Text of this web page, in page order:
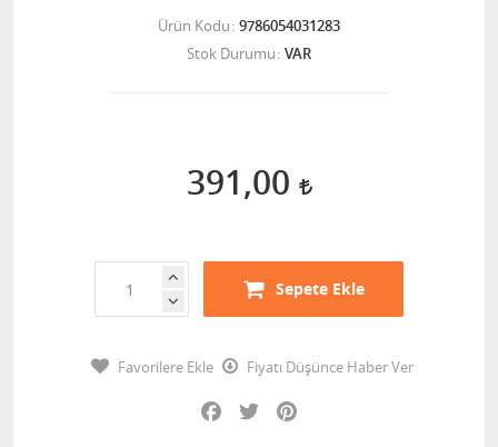
Ürün Kodu 9786054031283
Stok Durumu VAR
391,00
Sepete Ekle
Favorilere Ekle
Fiyatı Düşünce Haber Ver
Facebook
Twitter